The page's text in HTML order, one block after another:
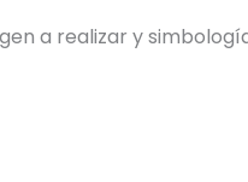
a realizar y